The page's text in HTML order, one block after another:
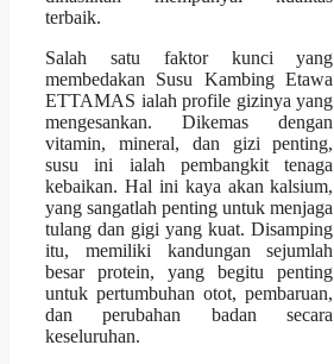
terbaik.
Salah satu faktor kunci yang
membedakan Susu Kambing Etawa
ETTAMAS ialah profile gizinya yang
mengesankan. Dikemas dengan
vitamin, mineral, dan gizi penting,
susu ini ialah pembangkit tenaga
kebaikan. Hal ini kaya akan kalsium,
yang sangatlah penting untuk menjaga
tulang dan gigi yang kuat. Disamping
itu, memiliki kandungan sejumlah
besar protein, yang begitu penting
untuk pertumbuhan otot, pembaruan,
dan perubahan badan secara
keseluruhan.